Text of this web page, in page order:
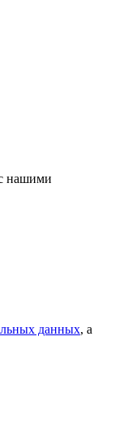
нашими
данных, а